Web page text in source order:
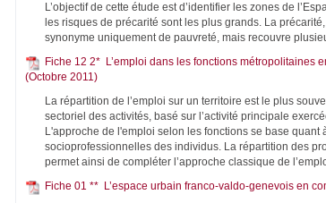
L’objectif de cette étude est d’identifier les zones de
les risques de précarité sont les plus grands. La
synonyme uniquement de pauvreté, mais recouvre
Fiche 12 2* L’emploi dans les fonctions métropolitaines
(Octobre 2011)
La répartition de l’emploi sur un territoire est le plus
sectoriel des activités, basé sur l’activité principale
L'approche de l'emploi selon les fonctions se base
socioprofessionnelles des individus. La répartition des
permet ainsi de compléter l’approche classique de
Fiche 01 ** L’espace urbain franco-valdo-genevois en